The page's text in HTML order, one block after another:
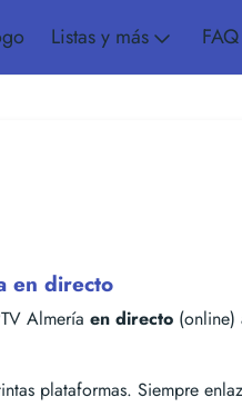
Listas y más FAQ
en directo
Almería en directo (online)
plataformas. Siempre